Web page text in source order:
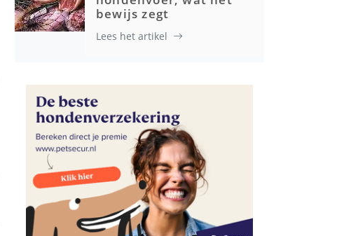
bewijs zegt
Lees het artikel